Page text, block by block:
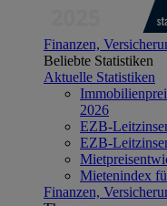
Finanzen,
Beliebte Statistiken
Aktuelle Statistiken
2026
EZB-
EZB-
Mietenindex
Finanzen,